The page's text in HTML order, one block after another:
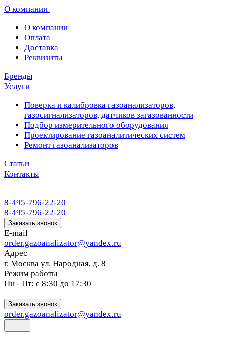
О компании
О компании
Оплата
Доставка
Реквизиты
Бренды
Услуги
Поверка и калибровка газоанализаторов,
газосигнализаторов, датчиков загазованности
Подбор измерительного оборудования
Проектирование газоаналитических систем
Ремонт газоанализаторов
Статьи
Контакты
8-495-796-22-20
8-495-796-22-20
Заказать звонок
E-mail
order.gazoanalizator@yandex.ru
Адрес
г. Москва ул. Народная, д. 8
Режим работы
Пн - Пт: с 8:30 до 17:30
Заказать звонок
order.gazoanalizator@yandex.ru